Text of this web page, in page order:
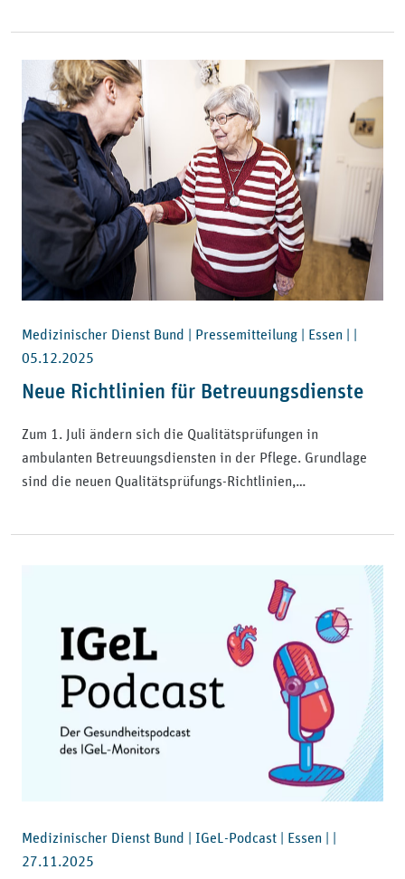
Medizinischer Dienst Bund | Pressemitteilung | Essen | |
05.12.2025
Neue Richtlinien für Betreuungsdienste
Zum 1. Juli ändern sich die Qualitätsprüfungen in
ambulanten Betreuungsdiensten in der Pflege. Grundlage
sind die neuen Qualitätsprüfungs-Richtlinien,…
Medizinischer Dienst Bund | IGeL-Podcast | Essen | |
27.11.2025